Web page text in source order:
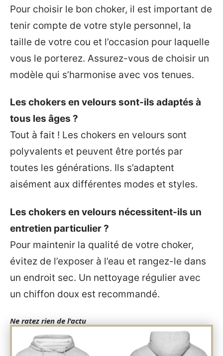
Pour choisir le bon choker, il est important de
tenir compte de votre style personnel, la
taille de votre cou et l’occasion pour laquelle
vous le porterez. Assurez-vous de choisir un
modèle qui s’harmonise avec vos tenues.
Les chokers en velours sont-ils adaptés à
tous les âges ?
Tout à fait ! Les chokers en velours sont
polyvalents et peuvent être portés par
toutes les générations. Ils s’adaptent
aisément aux différentes modes et styles.
Les chokers en velours nécessitent-ils un
entretien particulier ?
Pour maintenir la qualité de votre choker,
évitez de l’exposer à l’eau et rangez-le dans
un endroit sec. Un nettoyage régulier avec
un chiffon doux est recommandé.
Ne ratez rien de l'actu